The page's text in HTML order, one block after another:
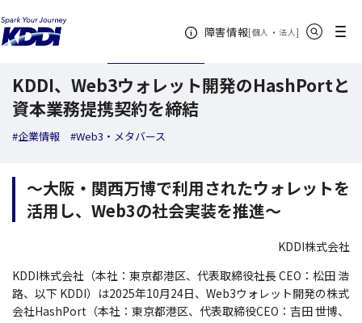
障害情報[個人 ・ 法人新規ウィンドウ
]
メニュー
KDDI、Web3ウォレット開発のHashPortと
資本業務提携契約を締結
#企業情報 #Web3・メタバース
～大阪・関西万博で利用されたウォレットを
活用し、Web3の社会実装を推進～
KDDI株式会社
KDDI株式会社（本社：東京都港区、代表取締役社長 CEO：松田 浩
路、以下 KDDI）は2025年10月24日、Web3ウォレット開発の株式
会社HashPort（本社：東京都港区、代表取締役CEO：吉田 世博、